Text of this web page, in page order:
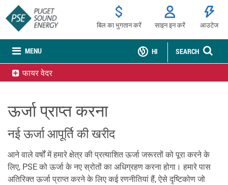
MENU
बिल का भुगतान करें साइन इन करें आउटेज
SEARCH
HI
फायर वेदर
ऊर्जा प्राप्त करना
नई ऊर्जा आपूर्ति की खरीद
आने वाले वर्षों में हमारे क्षेत्र की प्रत्याशित ऊर्जा जरूरतों को पूरा करने के
लिए, PSE को ऊर्जा के नए स्रोतों का अधिग्रहण करना होगा। हमारे पास
अतिरिक्त ऊर्जा प्राप्त करने के लिए कई रणनीतियां हैं, ऐसे दृष्टिकोण जो